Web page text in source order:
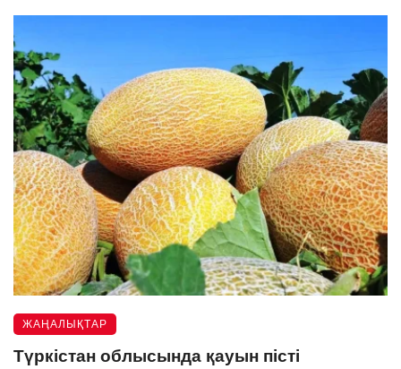
ЖАҢАЛЫҚТАР
Түркістан облысында қауын пісті